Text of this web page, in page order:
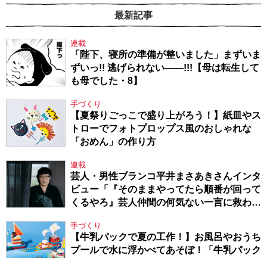
最新記事
連載
「陛下、寝所の準備が整いました」まずいま
ずいっ!! 逃げられない――!!!【母は転生して
も母でした・8】
手づくり
【夏祭りごっこで盛り上がろう！】紙皿やス
トローでフォトプロップス風のおしゃれな
「おめん」の作り方
連載
芸人・男性ブランコ平井まさあきさんインタ
ビュー「『そのままやってたら順番が回って
くるやろ』芸人仲間の何気ない一言に救われ
手づくり
【牛乳パックで夏の工作！】お風呂やおうち
プールで水に浮かべてあそぼ！「牛乳パック